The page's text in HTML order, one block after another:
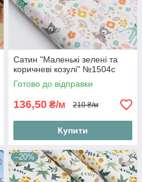
Сатин "Маленькі зелені та
коричневі козулі" №1504с
Готово до відправки
136,50 ₴/м 210 ₴/м
Купити
–20%